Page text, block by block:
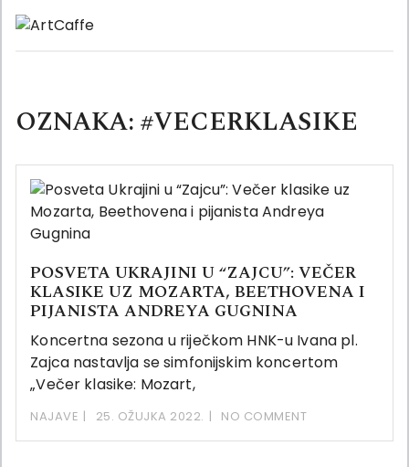
Skip
OZNAKA:#VECERKLASIKE
POSVETA UKRAJINI U “ZAJCU”: VEČER
KLASIKE UZ MOZARTA, BEETHOVENA I
PIJANISTA ANDREYA GUGNINA
Koncertna sezona u riječkom HNK-u Ivana pl.
Zajca nastavlja se simfonijskim koncertom
„Večer klasike: Mozart,
NAJAVE 25. OŽUJKA 2022. NO COMMENT